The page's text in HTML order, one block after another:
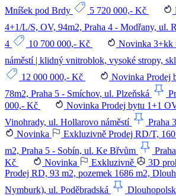
Mníšek pod Brdy
5 720 000,- Kč
4+1/L/S, OV, 94m2, Praha 4 - Modřany, ul.
4
10 700 000,- Kč Novinka 3+kk
náměstí | klidný vnitroblok, vysoké stropy,
12 000 000,- Kč
Novinka Prodej
78m2, Praha 5 - Smíchov, ul. Plzeňská
000,- Kč
Novinka Prodej bytu 1+1
Vinohrady, ul. Hollarovo náměstí
Praha 3
Novinka
Exkluzivně Prodej RD/T,
m2, Praha 5 - Sobín, ul. Ke Břvům
Kč
Novinka Exkluzivně 3D
Prodej RD, 93 m2, pozemek 1686 m2,
Nymburk), ul. Poděbradská